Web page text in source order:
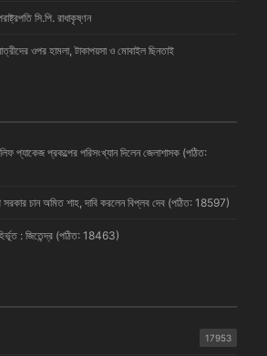
সি.পি. রাধাকৃষ্ণন
ওপর হামলা, টাকাপয়সা ও মোবাইল ছিনতাই
প্যাকেজ প্রকল্পের পরিসংখ্যান দিলেন জেলাশাসক (পঠিত:
সরকার চান অমিত শাহ, দাবি করলেন বিপ্লব দেব (পঠিত: 18597)
: জিতেন্দ্র (পঠিত: 18463)
17953